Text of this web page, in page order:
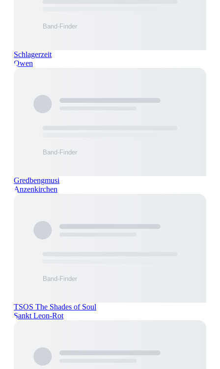
Schlagerzeit
Owen
Gredbengmusi
Anzenkirchen
TSOS The Shades of Soul
Sankt Leon-Rot